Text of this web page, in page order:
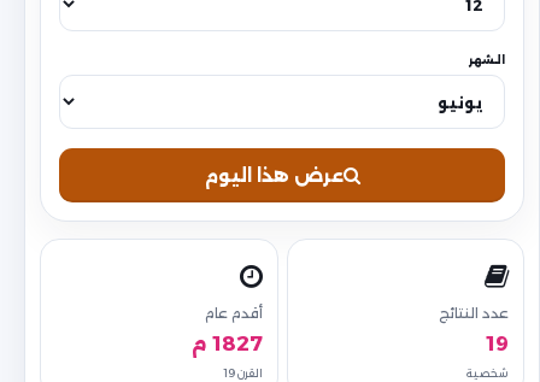
الشهر
عرض هذا اليوم
عدد النتائج
19
شخصية
أقدم عام
1827 م
القرن 19